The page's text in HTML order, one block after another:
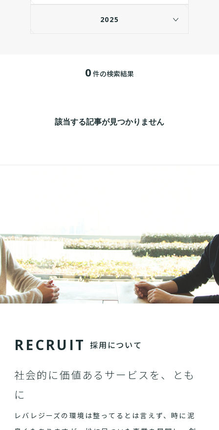
2025
0 件の検索結果
該当する記事が見つかりません
RECRU IT 採用について
社会的に価値あるサービスを、とも
に
レバレジーズの環境は整ってるとは言えず、時に泥